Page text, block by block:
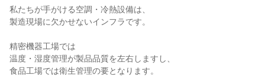
私たちが手がける空調・冷熱設備は、
製造現場に欠かせないインフラです。
精密機器工場では
温度・湿度管理が製品品質を左右しますし、
食品工場では衛生管理の要となります。